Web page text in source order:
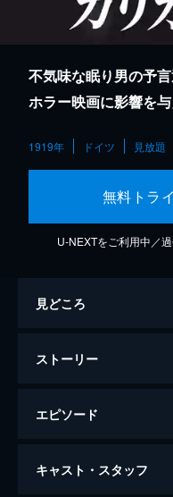
不気味な眠り男の予
ホラー映画に影響を
1919年 ドイツ 見放題
無料トラ
U-NEXTをご利用中／
見どころ
ストーリー
エピソード
カリガリ博士
キャスト・スタッフ